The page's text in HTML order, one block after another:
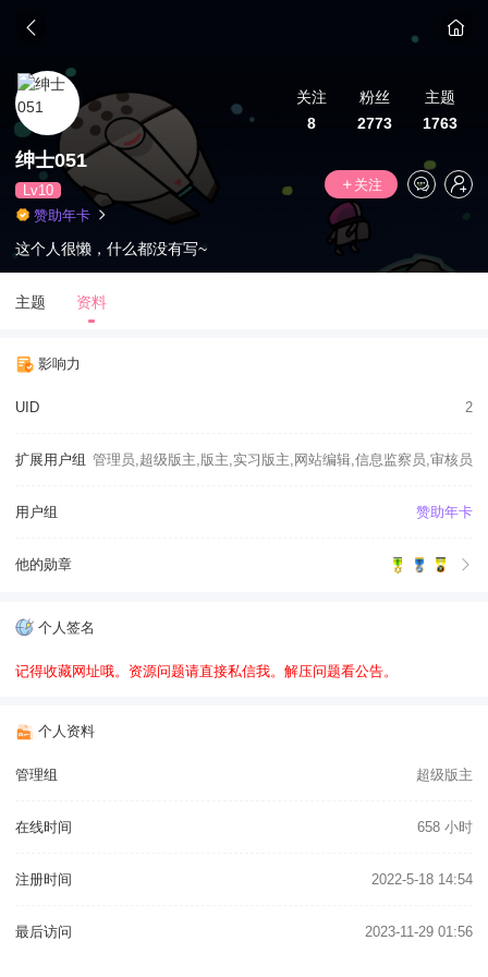
关注
8
粉丝
2773
主题
1763
绅士051
Lv10
关注
赞助年卡
这个人很懒，什么都没有写~
主题 资料
影响力
UID 2
扩展用户组 管理员,超级版主,版主,实习版主,网站编辑,信息监察员,审核员
用户组 赞助年卡
他的勋章
个人签名
记得收藏网址哦。资源问题请直接私信我。解压问题看公告。
个人资料
管理组 超级版主
在线时间 658 小时
注册时间 2022-5-18 14:54
最后访问 2023-11-29 01:56